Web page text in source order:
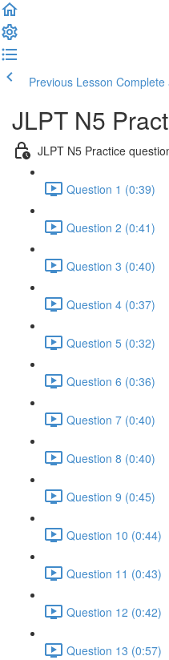
Previous Lesson Complete
JLPT N5
JLPT N5 Practice
Question 1 (0:39)
Question 2 (0:41)
Question 3 (0:40)
Question 4 (0:37)
Question 5 (0:32)
Question 6 (0:36)
Question 7 (0:40)
Question 8 (0:40)
Question 9 (0:45)
Question 10 (0:44)
Question 11 (0:43)
Question 12 (0:42)
Question 13 (0:57)